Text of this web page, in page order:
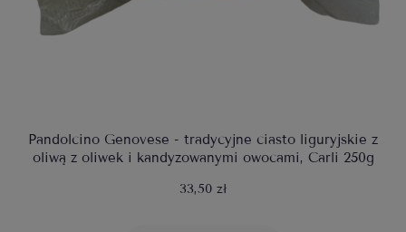
Pandolcino Genovese - tradycyjne ciasto liguryjskie z
oliwą z oliwek i kandyzowanymi owocami, Carli 250g
33,50 zł